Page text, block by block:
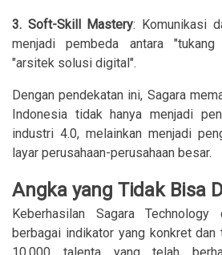
3. Soft-Skill Mastery: Komunikasi
menjadi pembeda antara
"arsitek solusi digital".
Dengan pendekatan ini, Sagara
Indonesia tidak hanya menjadi
industri 4.0, melainkan menjadi
layar perusahaan-perusahaan besar.
Angka yang Tidak Bisa
Keberhasilan Sagara
berbagai indikator yang konkret